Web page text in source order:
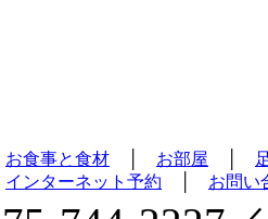
お食事と食材 お部屋
インターネット予約 お問い